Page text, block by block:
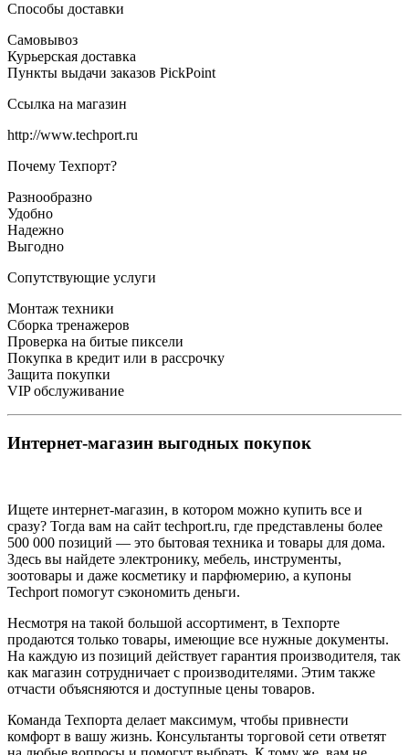
Способы доставки
Самовывоз
Курьерская доставка
Пункты выдачи заказов PickPoint
Ссылка на магазин
http://www.techport.ru
Почему Техпорт?
Разнообразно
Удобно
Надежно
Выгодно
Сопутствующие услуги
Монтаж техники
Сборка тренажеров
Проверка на битые пиксели
Покупка в кредит или в рассрочку
Защита покупки
VIP обслуживание
Интернет-магазин выгодных покупок
Ищете интернет-магазин, в котором можно купить все и
сразу? Тогда вам на сайт techport.ru, где представлены более
500 000 позиций — это бытовая техника и товары для дома.
Здесь вы найдете электронику, мебель, инструменты,
зоотовары и даже косметику и парфюмерию, а купоны
Techport помогут сэкономить деньги.
Несмотря на такой большой ассортимент, в Техпорте
продаются только товары, имеющие все нужные документы.
На каждую из позиций действует гарантия производителя, так
как магазин сотрудничает с производителями. Этим также
отчасти объясняются и доступные цены товаров.
Команда Техпорта делает максимум, чтобы привнести
комфорт в вашу жизнь. Консультанты торговой сети ответят